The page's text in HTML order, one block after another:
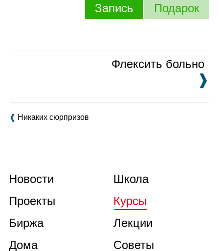
Запись Подарок
❰ Никаких сюрпризов
Флексить больно
❱
Новости
Проекты
Биржа
Дома
Школа
Курсы
Лекции
Советы